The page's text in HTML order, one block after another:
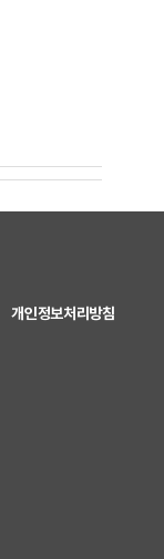
개인정보처리방침